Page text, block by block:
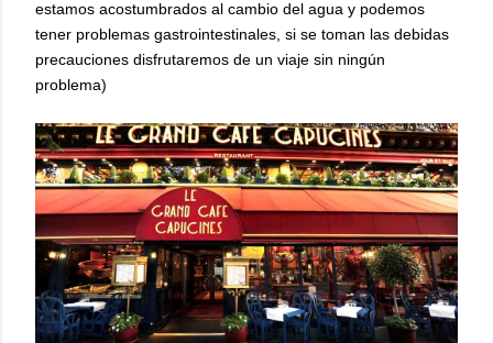
estamos acostumbrados al cambio del agua y podemos
tener problemas gastrointestinales, si se toman las debidas
precauciones disfrutaremos de un viaje sin ningún
problema)